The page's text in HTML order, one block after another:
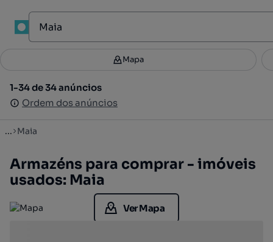
Filtros 3
1-34 de 34 anúncios
Ordem dos anúncios
Mapa
1-34 de 34 anúncios
Ordem dos anúncios
... Maia
Armazéns para comprar - imóveis
usados: Maia
Ver Mapa